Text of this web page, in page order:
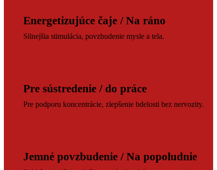
Energetizujúce čaje / Na ráno
Silnejšia stimulácia, povzbudenie mysle a tela.
Pre sústredenie / do práce
Pre podporu koncentrácie, zlepšenie bdelosti bez nervozity.
Jemné povzbudenie / Na popoludnie